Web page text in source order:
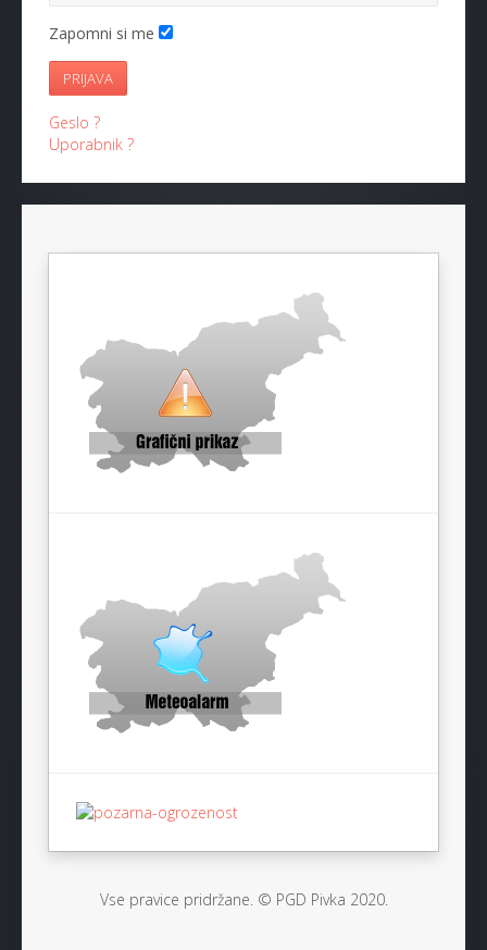
Zapomni si me
PRIJAVA
Geslo ?
Uporabnik ?
Vse pravice pridržane. © PGD Pivka 2020.